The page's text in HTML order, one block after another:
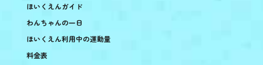
ほいくえんガイド
わんちゃんの一日
ほいくえん利用中の運動量
料金表